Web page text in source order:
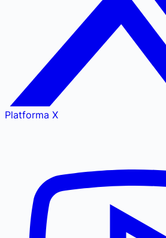
Platforma X